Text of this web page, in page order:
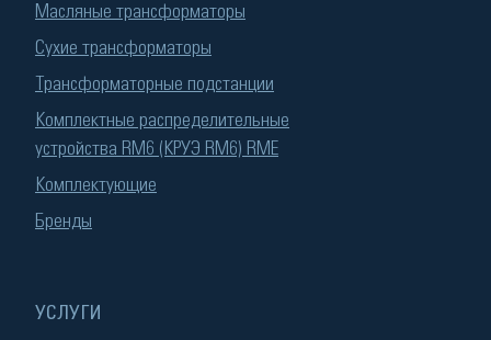
Масляные трансформаторы
Сухие трансформаторы
Трансформаторные подстанции
Комплектные распределительные
устройства RM6 (КРУЭ RM6) RME
Комплектующие
Бренды
УСЛУГИ